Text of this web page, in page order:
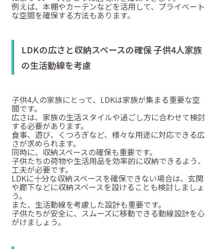
例えば、本棚やカーテンなどを活用して、プライベート
な空間を確保する方法もあります。
LDKの広さと収納スペースの確保 子供4人家族
の生活動線を考慮
子供4人の家族にとって、LDKは家族が集まる重要な空
間です。
広さは、家族の生活スタイルや過ごし方に合わせて検討
する必要があります。
食事、遊び、くつろぎなど、様々な用途に対応できる広
さが求められます。
同時に、収納スペースの確保も重要です。
子供たちの荷物や生活用品を効率的に収納できるよう、
工夫が必要です。
LDKに十分な収納スペースを確保できない場合は、玄関
や廊下などに収納スペースを設けることも検討しましょ
う。
また、生活動線を考慮した設計も重要です。
子供たちが安全に、スムーズに移動できる動線設計を心
がけましょう。